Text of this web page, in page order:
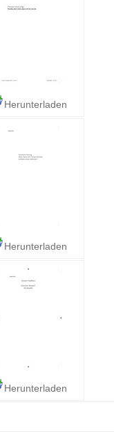
Herunterladen
Herunterladen
Herunterladen